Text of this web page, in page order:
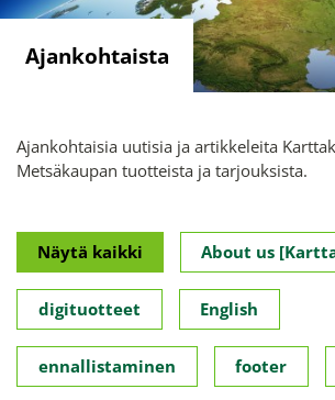
Ajankohtaista
Ajankohtaisia uutisia ja artikkeleita
Metsäkaupan tuotteista ja tarjouksista.
Näytä kaikki About us
digituotteet English
ennallistaminen footer